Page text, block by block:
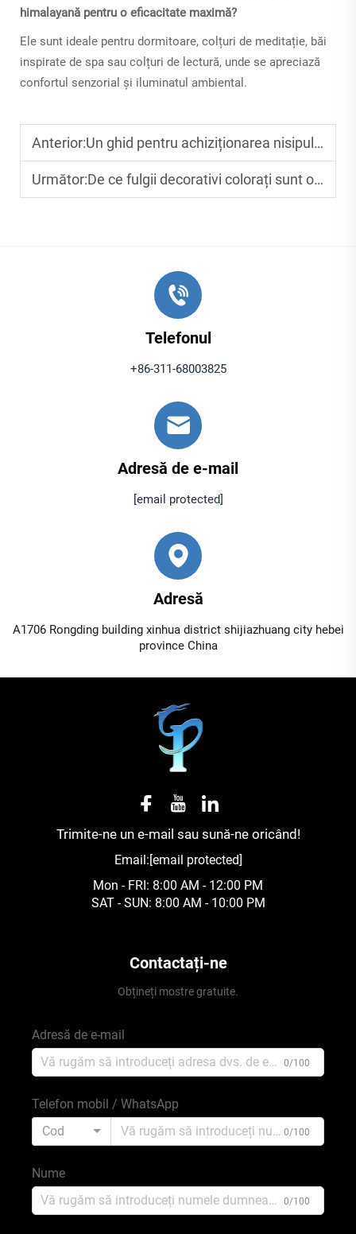
himalayană pentru o eficacitate maximă?
Ele sunt ideale pentru dormitoare, colțuri de meditație, băi
inspirate de spa sau colțuri de lectură, unde se apreciază
confortul senzorial și iluminatul ambiental.
Anterior:Un ghid pentru achiziționarea nisipului de cuarț care îndeplinește cerințele industriale și decorative
Următor:De ce fulgii decorativi colorați sunt o alegere la modă pentru finisajele de podele și mobilier
Telefonul
+86-311-68003825
Adresă de e-mail
[email protected]
Adresă
A1706 Rongding building xinhua district shijiazhuang city hebei
province China
Trimite-ne un e-mail sau sună-ne oricând!
Email:[email protected]
Mon - FRI: 8:00 AM - 12:00 PM
SAT - SUN: 8:00 AM - 10:00 PM
Contactați-ne
Obțineți mostre gratuite.
Adresă de e-mail
0/100
Telefon mobil / WhatsApp
Cod
0/100
Nume
0/100